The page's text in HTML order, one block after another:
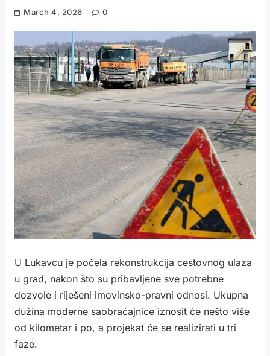
March 4, 2026 0
U Lukavcu je počela rekonstrukcija cestovnog ulaza
u grad, nakon što su pribavljene sve potrebne
dozvole i riješeni imovinsko-pravni odnosi. Ukupna
dužina moderne saobraćajnice iznosit će nešto više
od kilometar i po, a projekat će se realizirati u tri
faze.